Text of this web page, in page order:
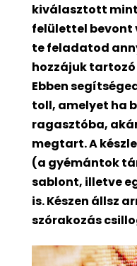
kiválasztott
felülettel bevont
te feladatod
hozzájuk
Ebben
toll, amelyet ha
ragasztóba,
megtart. A
(a gyémántok
sablont, illetve
is. Készen állsz
szórakozás